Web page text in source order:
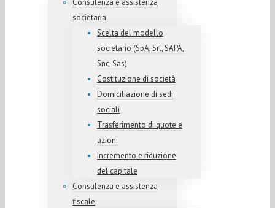
Consulenza e assistenza
societaria
Scelta del modello
societario (SpA, Srl, SAPA,
Snc, Sas)
Costituzione di società
Domiciliazione di sedi
sociali
Trasferimento di quote e
azioni
Incremento e riduzione
del capitale
Consulenza e assistenza
fiscale